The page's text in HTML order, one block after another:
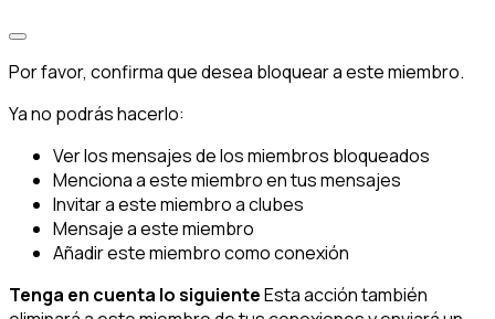
Por favor, confirma que desea bloquear a este miembro.
Ya no podrás hacerlo:
Ver los mensajes de los miembros bloqueados
Menciona a este miembro en tus mensajes
Invitar a este miembro a clubes
Mensaje a este miembro
Añadir este miembro como conexión
Tenga en cuenta lo siguienteEsta acción también